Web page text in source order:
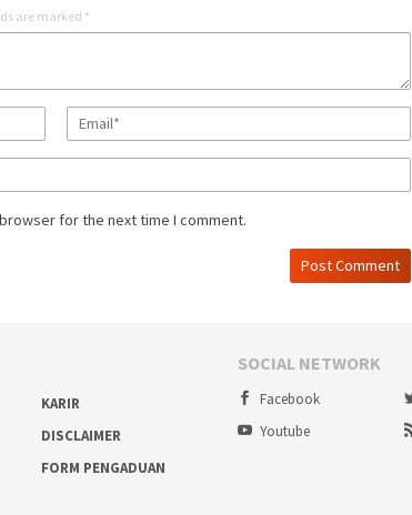
are marked *
for the next time I comment.
KARIR
DISCLAIMER
FORM PENGADUAN
SOCIAL NETWORK
Facebook
Youtube